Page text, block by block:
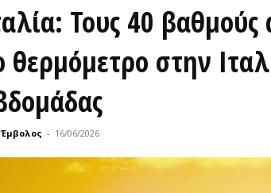
Τους 40 βαθμούς
θερμόμετρο στην
Έμβολος - 16/06/2026